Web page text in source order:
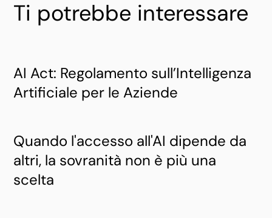
Ti potrebbe interessare
AI Act: Regolamento sull’Intelligenza
Artificiale per le Aziende
Quando l'accesso all'AI dipende da
altri, la sovranità non è più una
scelta